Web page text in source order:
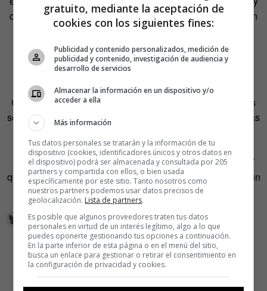
con buen cargo, lo ignoran con displicencia. Los que están
en búsqueda activa o quienes tienen algo que
vender intentan mostrar que solo pasaban por ahí y
recomiendan, comentan, opinan, votan o publican todo
aquello que les dé una pequeña dosis de
Como en cualquiera de las redes, con los usos y maneras
se va aprendiendo, se reconocen los códigos, las segundas
lecturas de todo, las intenciones o el motivo de cada
pequeño gesto.Ya no somos nuevos en casi nada; al
contrario, vemos plumeros y fantasmas al minuto
. Así
que, ¿por qué no volver a ser nosotros mismos? ¿Qué tal un
poco de espontaneidad y normalidad?
gratuito, mediante la aceptación de
cookies con los siguientes fines:
Publicidad y contenido personalizados, medición de
publicidad y contenido, investigación de audiencia y
desarrollo de servicios
Almacenar la información en un dispositivo y/o
acceder a ella
Más información
Tus datos personales se tratarán y la información de tu
dispositivo (cookies, identificadores únicos y otros datos en
el dispositivo) podrá ser almacenada y consultada por 205
partners y compartida con ellos, o bien usada
específicamente por este sitio. Tanto nosotros como
nuestros partners podemos usar datos precisos de
geolocalización. Lista de partners.
Es posible que algunos proveedores traten tus datos
personales en virtud de un interés legítimo, algo a lo que
puedes oponerte gestionando tus opciones a continuación.
En la parte inferior de esta página o en el menú del sitio,
busca un enlace para gestionar o retirar el consentimiento en
la configuración de privacidad y cookies.